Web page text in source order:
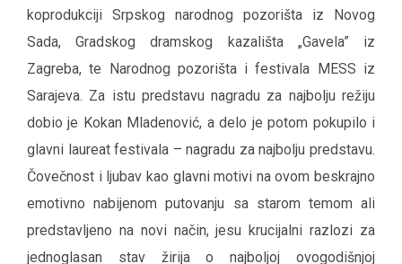
koprodukciji Srpskog narodnog pozorišta iz Novog
Sada, Gradskog dramskog kazališta „Gavela” iz
Zagreba, te Narodnog pozorišta i festivala MESS iz
Sarajeva. Za istu predstavu nagradu za najbolju režiju
dobio je Kokan Mladenović, a delo je potom pokupilo i
glavni laureat festivala – nagradu za najbolju predstavu.
Čovečnost i ljubav kao glavni motivi na ovom beskrajno
emotivno nabijenom putovanju sa starom temom ali
predstavljeno na novi način, jesu krucijalni razlozi za
jednoglasan stav žirija o najboljoj ovogodišnjoj